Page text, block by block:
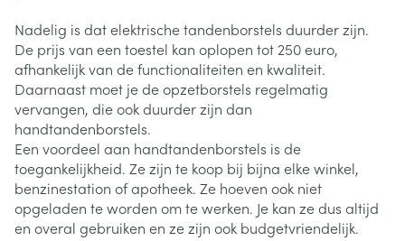
Nadelig is dat elektrische tandenborstels duurder zijn.
De prijs van een toestel kan oplopen tot 250 euro,
afhankelijk van de functionaliteiten en kwaliteit.
Daarnaast moet je de opzetborstels regelmatig
vervangen, die ook duurder zijn dan
handtandenborstels.
Een voordeel aan handtandenborstels is de
toegankelijkheid. Ze zijn te koop bij bijna elke winkel,
benzinestation of apotheek. Ze hoeven ook niet
opgeladen te worden om te werken. Je kan ze dus altijd
en overal gebruiken en ze zijn ook budgetvriendelijk.